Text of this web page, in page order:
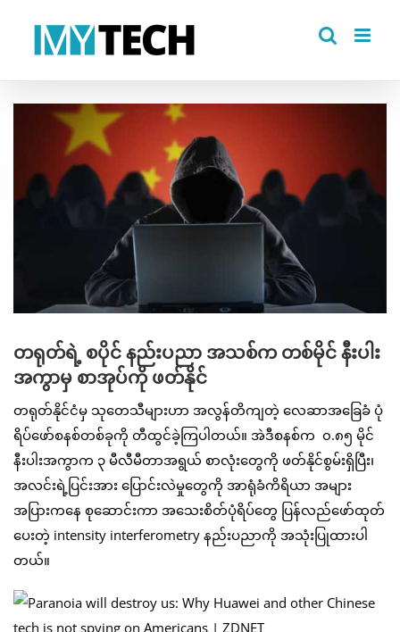
တရုတ်ရဲ့ စပိုင် နည်းပညာ အသစ်က တစ်မိုင် နီးပါး
အကွာမှ စာအုပ်ကို ဖတ်နိုင်
တရုတ်နိုင်ငံမှ သုတေသီများဟာ အလွန်တိကျတဲ့ လေဆာအခြေခံ ပုံ
ရိပ်ဖော်စနစ်တစ်ခုကို တီထွင်ခဲ့ကြပါတယ်။ အဲဒီစနစ်က ၀.၈၅ မိုင်
နီးပါးအကွာက ၃ မီလီမီတာအရွယ် စာလုံးတွေကို ဖတ်နိုင်စွမ်းရှိပြီး၊
အလင်းရဲ့ပြင်းအား ပြောင်းလဲမှုတွေကို အာရုံခံကိရိယာ အများ
အပြားကနေ စုဆောင်းကာ အသေးစိတ်ပုံရိပ်တွေ ပြန်လည်ဖော်ထုတ်
ပေးတဲ့ intensity interferometry နည်းပညာကို အသုံးပြုထားပါ
တယ်။